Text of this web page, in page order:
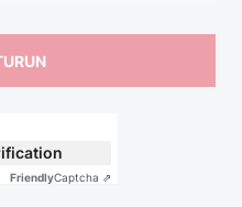
FriendlyCaptcha ⇗